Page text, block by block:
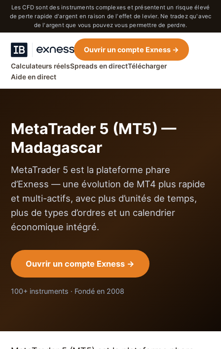
Les CFD sont des instruments complexes et présentent un risque élevé
de perte rapide d'argent en raison de l'effet de levier. Ne tradez qu'avec
de l'argent que vous pouvez vous permettre de perdre.
Calculateurs réelsSpreads en directTélécharger
Aide en direct
Ouvrir un compte Exness →
MetaTrader 5 (MT5) —
Madagascar
MetaTrader 5 est la plateforme phare
d’Exness — une évolution de MT4 plus rapide
et multi-actifs, avec plus d’unités de temps,
plus de types d’ordres et un calendrier
économique intégré.
Ouvrir un compte Exness →
100+ instruments · Fondé en 2008